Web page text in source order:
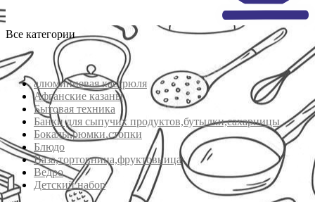
Все категории
алюминиевая кастрюля
Афганские казаны
Бытовая техника
Банки для сыпучих продуктов,бутылки,сахарницы
Бокалы,рюмки,стопки
Блюдо
Ваза,тортовница,фруктовница
Ведро
Детский набор